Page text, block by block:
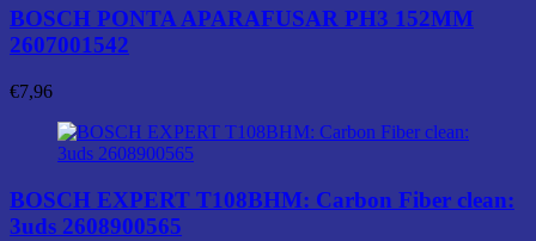
BOSCH PONTA APARAFUSAR PH3 152MM
2607001542
€7,96
BOSCH EXPERT T108BHM: Carbon Fiber clean:
3uds 2608900565